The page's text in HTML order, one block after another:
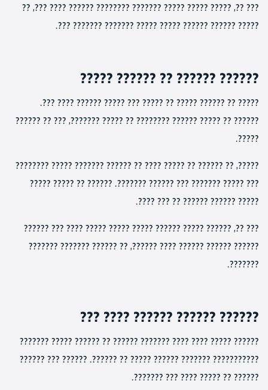
??? ??, ????? ????? ????? ??????? ???????? ?????? ???? ???, ??
????? ?????? ?????? ????? ????? ??????? ??????? ???.
?????? ?????? ?? ?????? ?????
????? ?? ?????? ????? ?? ????? ??? ????? ?????? ???? ???.
?????? ?? ????? ?????? ???????? ?? ????? ???????, ??? ?? ??????
?????.
?????, ?? ?????? ?? ????? ???? ?? ?????? ??????? ????? ????????
??? ????? ??????? ??? ?????? ???????. ?????? ?? ????? ?????
????? ?????? ?????? ?? ??? ????.
??? ??, ?????? ????? ?????? ????? ????? ????? ???? ??? ??????
?????? ?????? ?????? ???? ??????, ?? ?????? ??????? ???????
???????.
?????? ?????? ?????? ???? ???
?????? ????? ???? ???? ??????? ?????? ?? ?????? ????? ???????
??????????? ??????? ?????? ????? ?? ??????. ?????? ??? ??????
?????? ?? ????? ???? ??? ???????.